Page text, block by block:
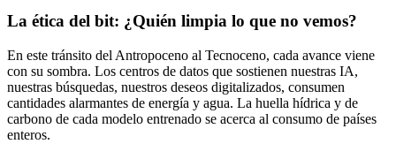
La ética del bit: ¿Quién limpia lo que no vemos?
En este tránsito del Antropoceno al Tecnoceno, cada avance viene
con su sombra. Los centros de datos que sostienen nuestras IA,
nuestras búsquedas, nuestros deseos digitalizados, consumen
cantidades alarmantes de energía y agua. La huella hídrica y de
carbono de cada modelo entrenado se acerca al consumo de países
enteros.